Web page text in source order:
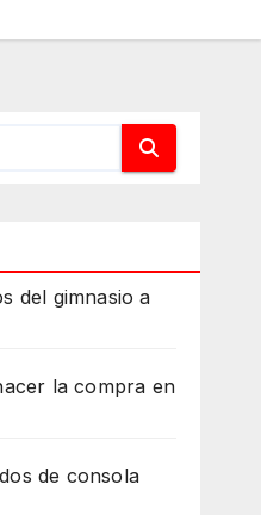
del gimnasio a
la compra en
de consola